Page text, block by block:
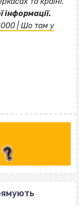
інформації.
| Шо там у